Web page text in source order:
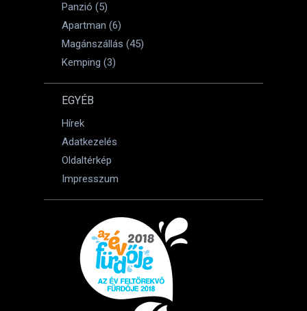
Panzió (5)
Apartman (6)
Magánszállás (45)
Kemping (3)
EGYÉB
Hírek
Adatkezelés
Oldaltérkép
Impresszum